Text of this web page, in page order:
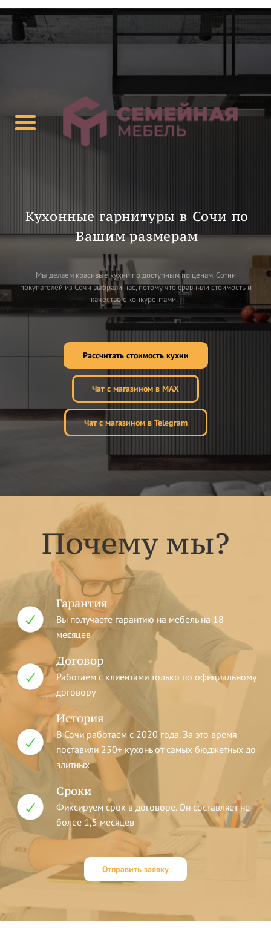
Кухонные гарнитуры в Сочи по
Вашим размерам
Мы делаем красивые кухни по доступным по ценам. Сотни
покупателей из Сочи выбрали нас, потому что сравнили стоимость и
качество с конкурентами.
Рассчитать стоимость кухни
Чат с магазином в MAX
Чат с магазином в Telegram
Почему мы?
Гарантия
Вы получаете гарантию на мебель на 18
месяцев
Договор
Работаем с клиентами только по официальному
договору
История
В Сочи работаем с 2020 года. За это время
поставили 250+ кухонь от самых бюджетных до
элитных
Сроки
Фиксируем срок в договоре. Он составляет не
более 1,5 месяцев
Отправить заявку